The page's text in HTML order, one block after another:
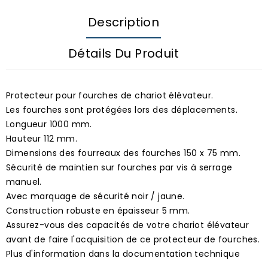
Description
Détails Du Produit
Protecteur pour fourches de chariot élévateur.
Les fourches sont protégées lors des déplacements.
Longueur 1000 mm.
Hauteur 112 mm.
Dimensions des fourreaux des fourches 150 x 75 mm.
Sécurité de maintien sur fourches par vis à serrage
manuel.
Avec marquage de sécurité noir / jaune.
Construction robuste en épaisseur 5 mm.
Assurez-vous des capacités de votre chariot élévateur
avant de faire l'acquisition de ce protecteur de fourches.
Plus d'information dans la documentation technique